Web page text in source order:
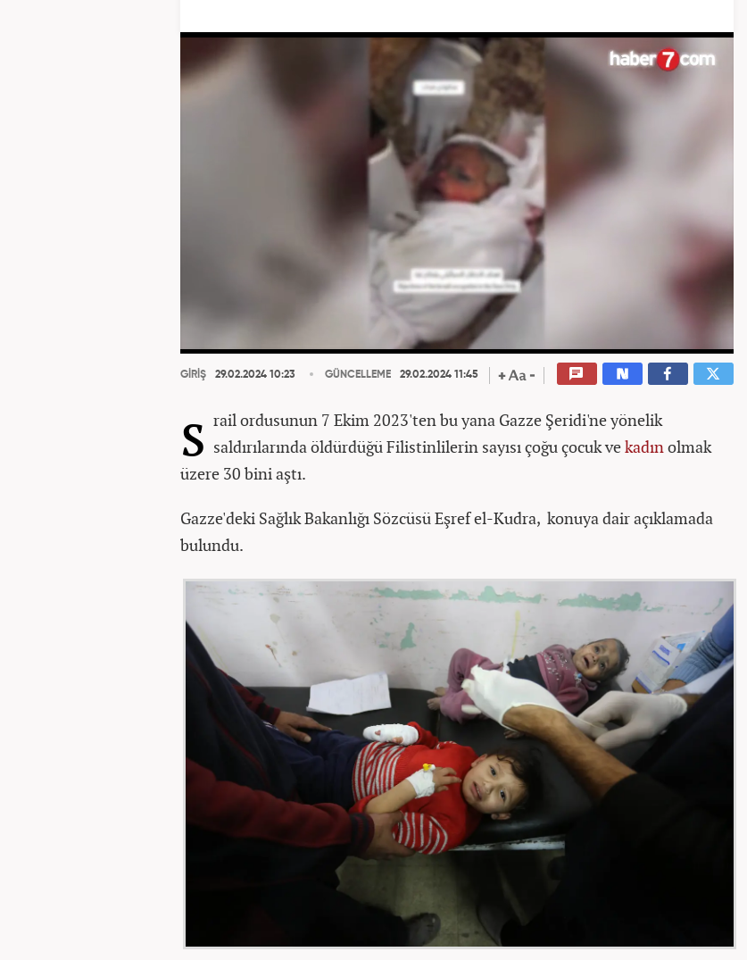
GİRİŞ 29.02.2024 10:23 GÜNCELLEME 29.02.2024 11:45
s rail ordusunun 7 Ekim 2023'ten bu yana Gazze Şeridi'ne yönelik
saldırılarında öldürdüğü Filistinlilerin sayısı çoğu çocuk vekadınolmak
üzere 30 bini aştı.
Gazze'deki Sağlık Bakanlığı Sözcüsü Eşref el-Kudra, konuya dair açıklamada
bulundu.